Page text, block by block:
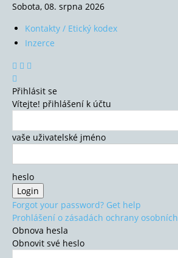
Sobota, 08. srpna 2026
Kontakty / Etický kodex
Inzerce
Přihlásit se
Vítejte! přihlášení k účtu
vaše uživatelské jméno
heslo
Forgot your password? Get help
Prohlášení o zásadách ochrany
Obnova hesla
Obnovit své heslo